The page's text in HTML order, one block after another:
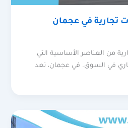
تجارية في عجمان
من العناصر الأساسية التي
في السوق. في عجمان، تعد